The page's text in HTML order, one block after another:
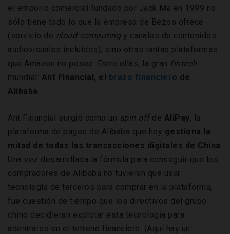
el emporio comercial fundado por Jack Ma en 1999 no
sólo tiene todo lo que la empresa de Bezos ofrece
(servicio de cloud computingy canales de contenidos
audiovisuales incluidos), sino otras tantas plataformas
que Amazon no posee. Entre ellas, la gran fintech
mundial: Ant Financial, el brazo financiero de
Alibaba.
Ant Financial surgió como un spin offde AliPay, la
plataforma de pagos de Alibaba que hoy gestiona la
mitad de todas las transacciones digitales de China.
Una vez desarrollada la fórmula para conseguir que los
compradores de Alibaba no tuvieran que usar
tecnología de terceros para comprar en la plataforma,
fue cuestión de tiempo que los directivos del grupo
chino decidieran explotar esta tecnología para
adentrarse en el terreno financiero. (Aquí hay un